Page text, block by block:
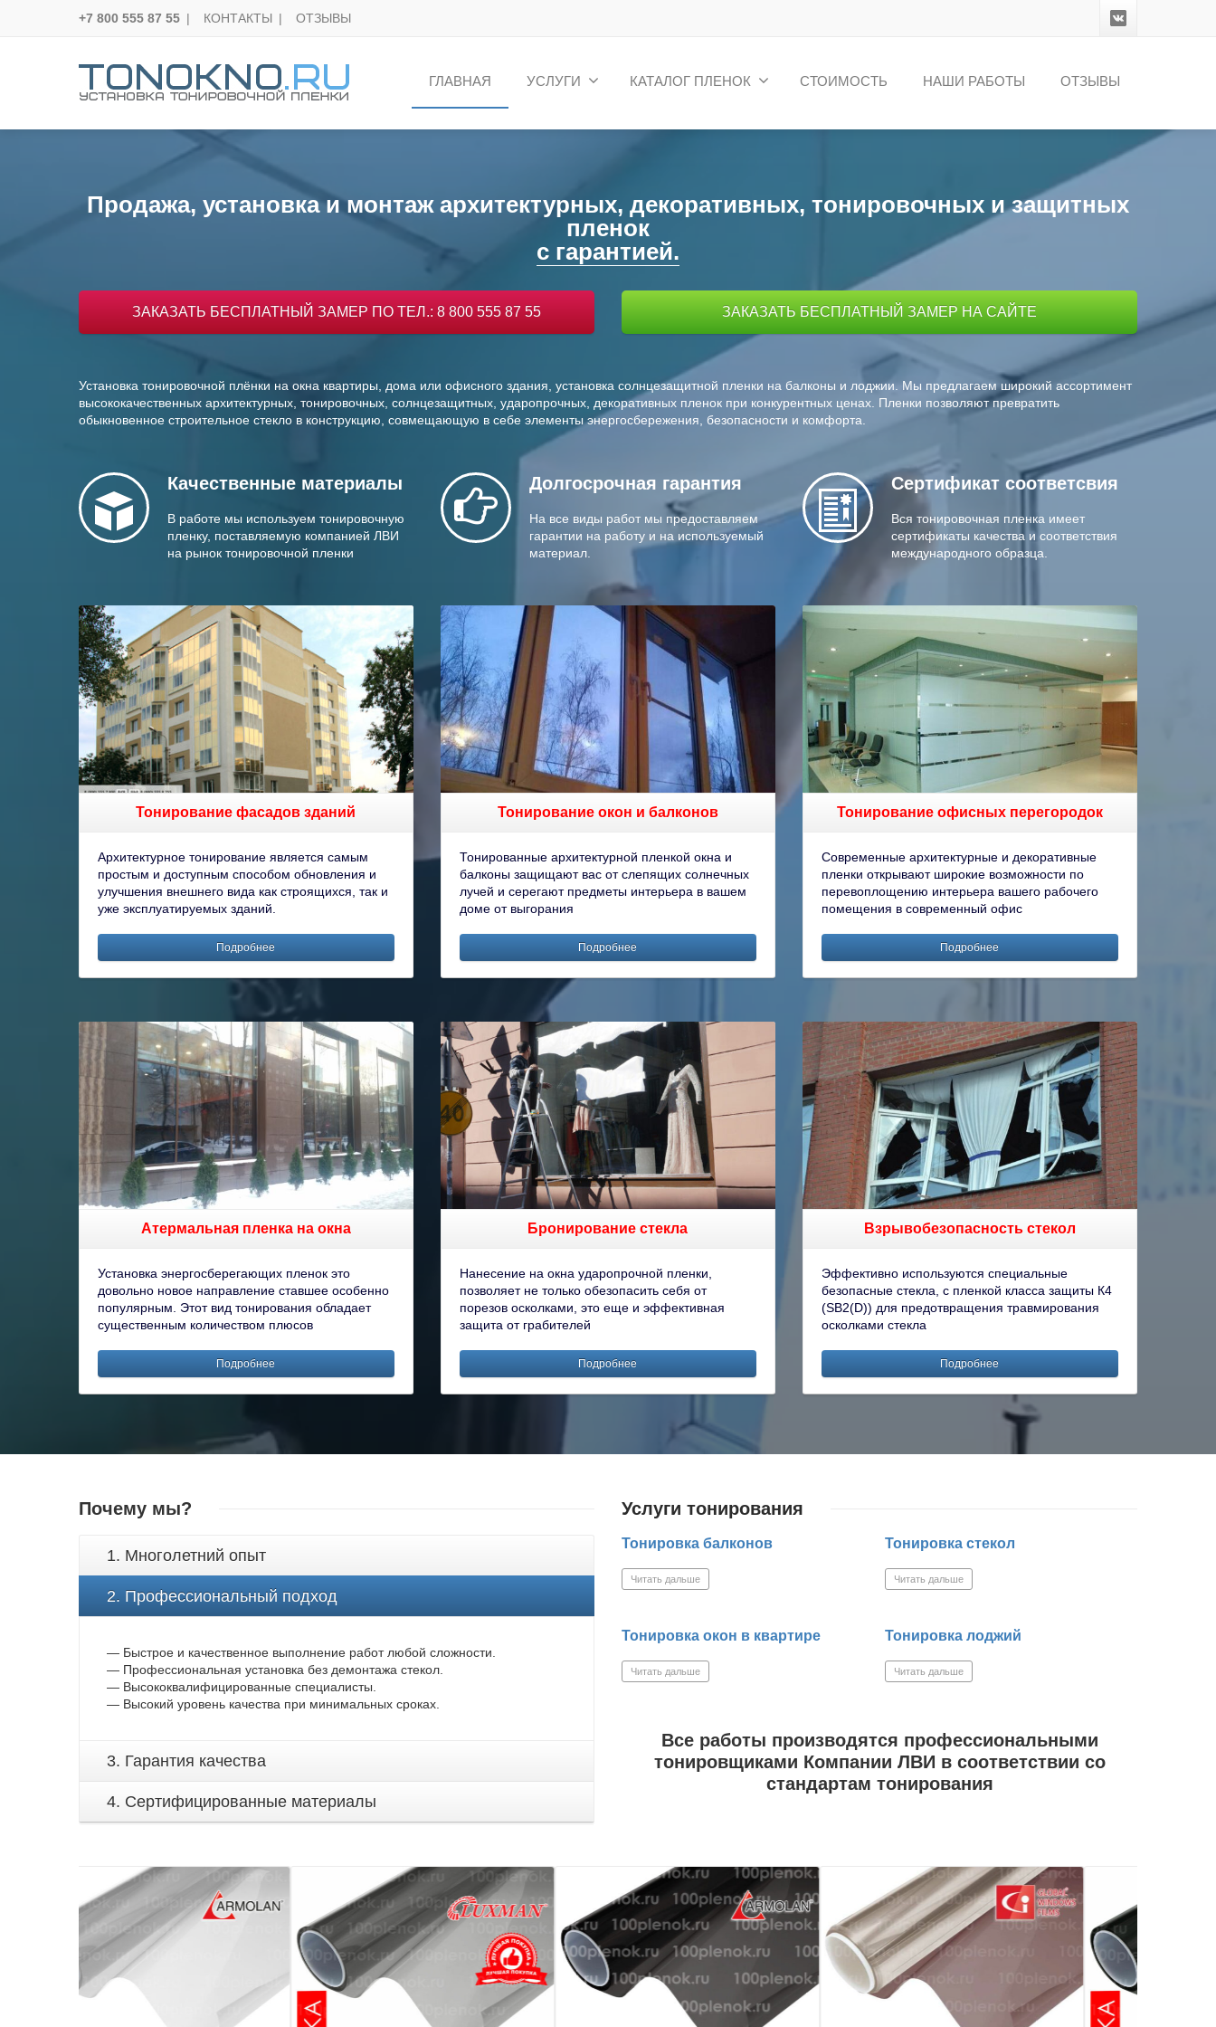
+7 800 555 87 55 | КОНТАКТЫ | ОТЗЫВЫ
ГЛАВНАЯ УСЛУГИ КАТАЛОГ ПЛЕНОК СТОИМОСТЬ НАШИ РАБОТЫ ОТЗЫВЫ
Продажа, установка и монтаж архитектурных, декоративных, тонировочных и защитных
пленок
специалистами.
ЗАКАЗАТЬ БЕСПЛАТНЫЙ ЗАМЕР ПО ТЕЛ.: 8 800 555 87 55 ЗАКАЗАТЬ БЕСПЛАТНЫЙ ЗАМЕР НА САЙТЕ
Установка тонировочной плёнки на окна квартиры, дома или офисного здания, установка солнцезащитной пленки на балконы и лоджии. Мы предлагаем широкий ассортимент
высококачественных архитектурных, тонировочных, солнцезащитных, ударопрочных, декоративных пленок при конкурентных ценах. Пленки позволяют превратить
обыкновенное строительное стекло в конструкцию, совмещающую в себе элементы энергосбережения, безопасности и комфорта.
Качественныематериалы
В работе мы используем тонировочную
пленку, поставляемую компанией ЛВИ
на рынок тонировочной пленки
Долгосрочная гарантия
На все виды работ мы предоставляем
гарантии на работу и на используемый
материал.
Сертификатсоответсвия
Вся тонировочная пленка имеет
сертификаты качества и соответствия
международного образца.
Тонирование фасадов зданий
Архитектурное тонирование является самым
простым и доступным способом обновления и
улучшения внешнего вида как строящихся, так и
уже эксплуатируемых зданий.
Подробнее
Тонирование окон и балконов
Тонированные архитектурной пленкой окна и
балконы защищают вас от слепящих солнечных
лучей и серегают предметы интерьера в вашем
доме от выгорания
Подробнее
Тонирование офисных перегородок
Современные архитектурные и декоративные
пленки открывают широкие возможности по
перевоплощению интерьера вашего рабочего
помещения в современный офис
Подробнее
Атермальная пленка на окна
Установка энергосберегающих пленок это
довольно новое направление ставшее особенно
популярным. Этот вид тонирования обладает
существенным количеством плюсов
Подробнее
Бронирование стекла
Нанесение на окна ударопрочной пленки,
позволяет не только обезопасить себя от
порезов осколками, это еще и эффективная
защита от грабителей
Подробнее
Взрывобезопасность стекол
Эффективно используются специальные
безопасные стекла, с пленкой класса защиты К4
(SB2(D)) для предотвращения травмирования
осколками стекла
Подробнее
Почему мы?
1. Многолетний опыт
2. Профессиональный подход
— Быстрое и качественное выполнение работ любой сложности.
— Профессиональная установка без демонтажа стекол.
— Высококвалифицированные специалисты.
— Высокий уровень качества при минимальных сроках.
3. Гарантия качества
4. Сертифицированные материалы
Услуги тонирования
Тонировка балконов
Читать дальше
Тонировка стекол
Читать дальше
Тонировка окон в квартире
Читать дальше
Тонировка лоджий
Читать дальше
Все работы производятся профессиональными
тонировщиками Компании ЛВИ в соответствии со
стандартам тонирования
Детали Детали Детали Детали